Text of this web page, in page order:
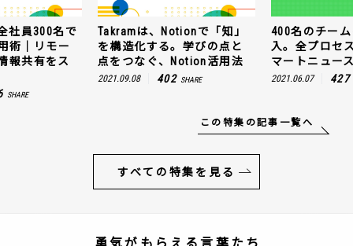
Takramは、Notionで「知」
を構造化する。学びの点と
点をつなぐ、Notion活用法
402 SHARE
400名のチームにNotion導
入。全プロセスを公開！ス
マートニュースの場合
2021.06.07 427 SHARE
この特集の記事一覧へ
すべての特集を見る